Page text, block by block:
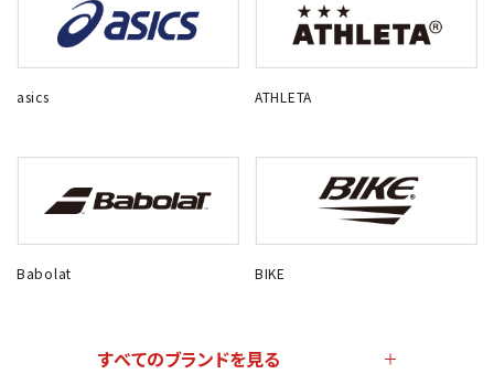
asics ATHLETA
Babolat BIKE
すべてのブランドを見る